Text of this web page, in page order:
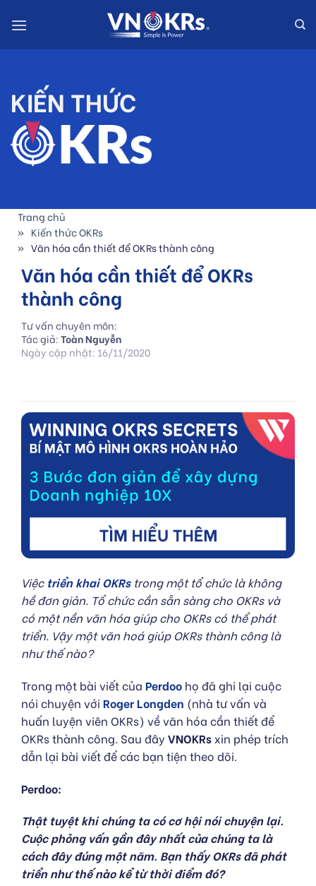
KIẾN THỨC
Trang chủ
Kiến thức OKRs
Văn hóa cần thiết để OKRs thành công
Văn hóa cần thiết để OKRs
thành công
Tư vấn chuyên môn:
Tác giả:Toàn Nguyễn
Ngày cập nhật: 16/11/2020
Việc triển khai OKRstrong một tổ chức là không
hề đơn giản. Tổ chức cần sẵn sàng cho OKRs và
có một nền văn hóa giúp cho OKRs có thể phát
triển. Vậy một văn hoá giúp OKRs thành công là
như thế nào?
Trong một bài viết của Perdoo họ đã ghi lại cuộc
nói chuyện với Roger Longden (nhà tư vấn và
huấn luyện viên OKRs) về văn hóa cần thiết để
OKRs thành công. Sau đây VNOKRsxin phép trích
dẫn lại bài viết để các bạn tiện theo dõi.
Perdoo:
Thật tuyệt khi chúng ta có cơ hội nói chuyện lại.
Cuộc phỏng vấn gần đây nhất của chúng ta là
cách đây đúng một năm. Bạn thấy OKRs đã phát
triển như thế nào kể từ thời điểm đó?